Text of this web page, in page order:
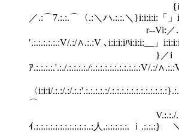
／.:⌒7.:.:.⌒〈.:＼ハ.:.:.＼}i:i:i:i:「
r‐‐Vi:／.:.:.／
′.:.:.:.:.:.:V/.:/∧.:.:V ､i:i:i:iﾊi:i:i:__」
}／i
ｱ.:.:.:.:.'.:./.:.:.:.:./:.:.:.:.:.:.:.:.:.:.:V/.:/
〈i:i:i/.:.:/.:/.:.:'.:.:.:.:.:/
⌒
V.:.:./.:/
ｲ.:.:.:.:.:.:.:.:.:.:.:..:人.:.:.:.:.:. ｉ.:.:.:}